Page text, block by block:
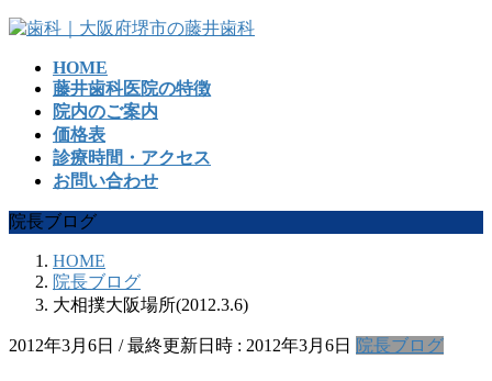
コ
ッ
プ
ナ
移
動
HOME
藤井歯科医院の特徴
院内のご案内
価格表
診療時間・アクセス
お問い合わせ
院長ブログ
HOME
院長ブログ
大相撲大阪場所(2012.3.6)
2012年3月6日 / 最終更新日時 : 2012年3月6日 院長ブログ